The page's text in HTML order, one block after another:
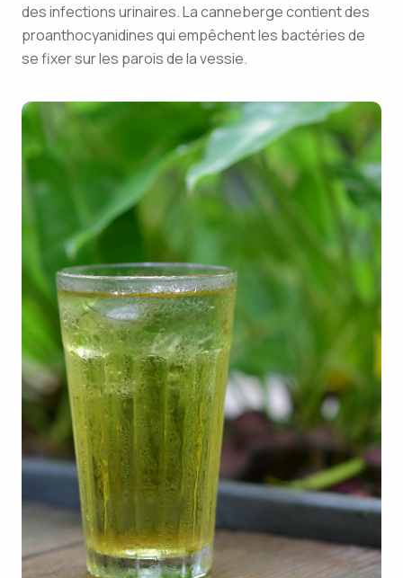
des infections urinaires. La canneberge contient des
proanthocyanidines qui empêchent les bactéries de
se fixer sur les parois de la vessie.